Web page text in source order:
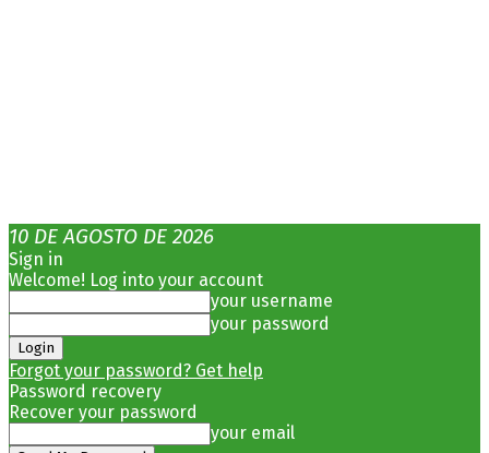
10 DE AGOSTO DE 2026
Sign in
Welcome! Log into your account
your username
your password
Forgot your password? Get help
Password recovery
Recover your password
your email